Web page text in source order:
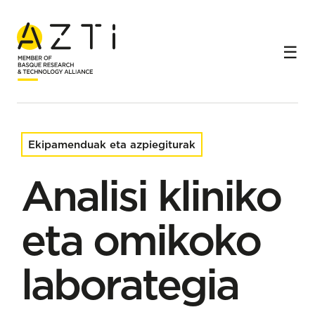
Hasiera Azpiegiturak eta ekipamenduak
Analisi kliniko eta omikoko laborategia
Ekipamenduak eta azpiegiturak
Analisi kliniko
eta omikoko
laborategia